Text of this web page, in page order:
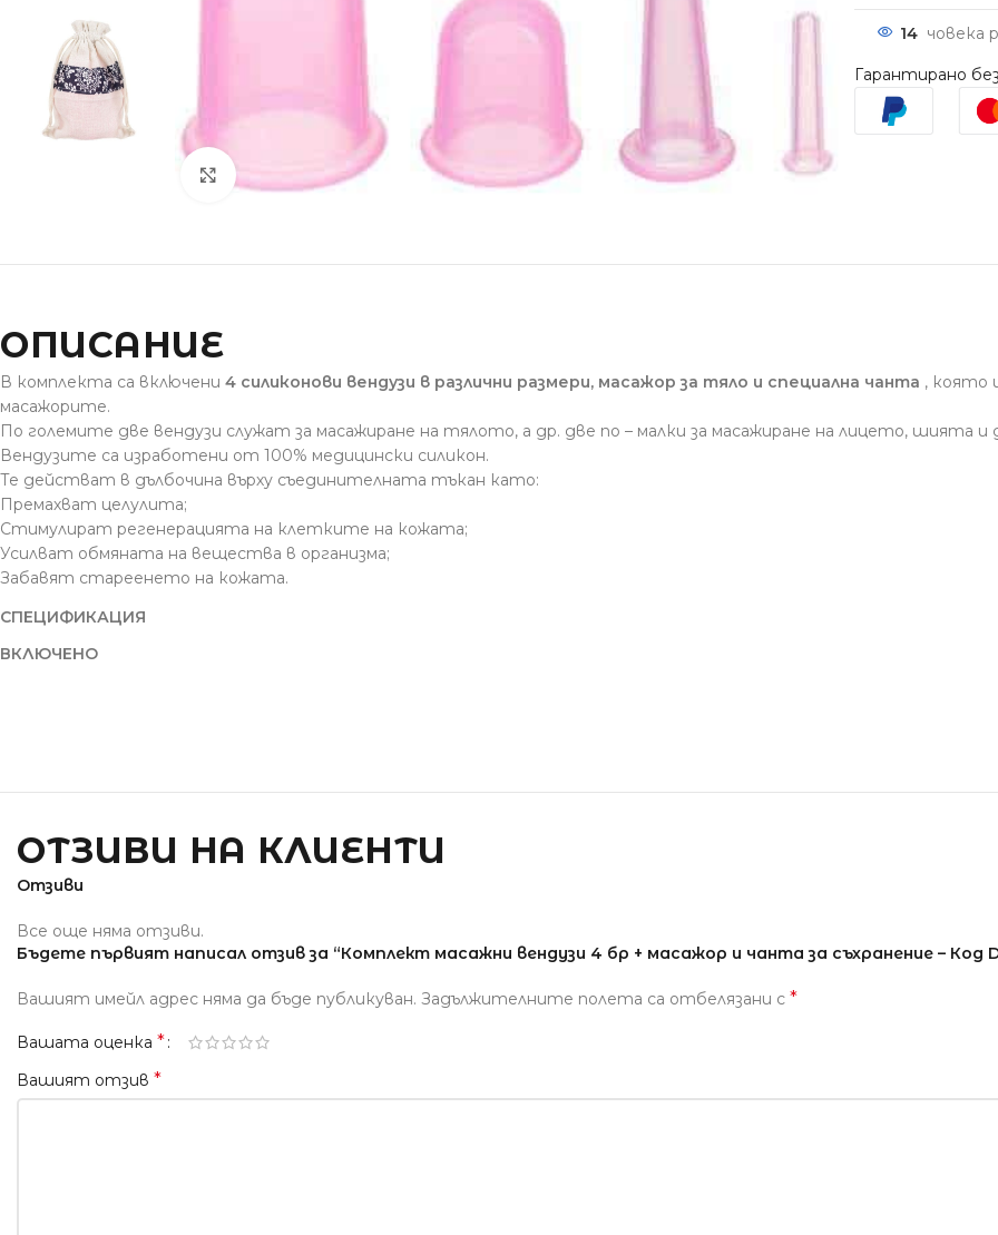
Виж повече
14 човека
Гарантирано
ОПИСАНИЕ
В комплекта са включени 4 силиконови вендузи в различни размери, масажор за тяло и специална чанта , която
масажорите.
По големите две вендузи служат за масажиране на тялото, а др. две по – малки за масажиране на лицето, шията
Вендузите са изработени от 100% медицински силикон.
Те действат в дълбочина върху съединителната тъкан като:
Премахват целулита;
Стимулират регенерацията на клетките на кожата;
Усилват обмяната на вещества в организма;
Забавят стареенето на кожата.
СПЕЦИФИКАЦИЯ
ВКЛЮЧЕНО
ОТЗИВИ НА КЛИЕНТИ
Отзиви
Все още няма отзиви.
Бъдете първият написал отзив за “Комплект масажни вендузи 4 бр + масажор и чанта за съхранение – Код
Вашият имейл адрес няма да бъде публикуван. Задължителните полета са отбелязани с *
Вашата оценка *
Вашият отзив *